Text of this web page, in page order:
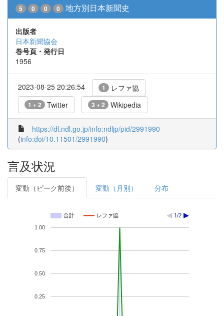
5 0 0 0 地方別日本新聞史
出版者
日本新聞協会
巻号頁・発行日
1956
2023-08-25 20:26:54 1 レファ協
1 + 2 Twitter 3 + 2 Wikipedia
https://dl.ndl.go.jp/info:ndljp/pid/2991990
(info:doi/10.11501/2991990)
言及状況
変動（ピーク前後） 変動（月別） 分布
合計 レファ協 1/2
0.25
0.50
0.75
1.00